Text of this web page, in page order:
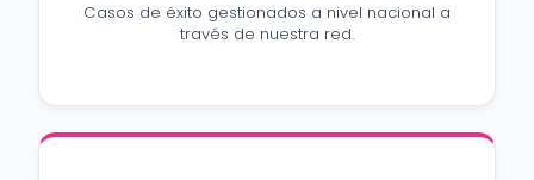
Casos de éxito gestionados a nivel nacional a
través de nuestra red.